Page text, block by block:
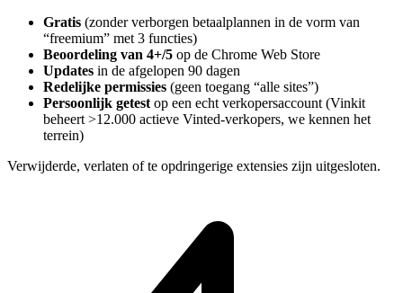
Gratis (zonder verborgen betaalplannen in de vorm van
“freemium” met 3 functies)
Beoordeling van 4+/5 op de Chrome Web Store
Updates in de afgelopen 90 dagen
Redelijke permissies (geen toegang “alle sites”)
Persoonlijk getest op een echt verkopersaccount (Vinkit
beheert >12.000 actieve Vinted-verkopers, we kennen het
terrein)
Verwijderde, verlaten of te opdringerige extensies zijn uitgesloten.